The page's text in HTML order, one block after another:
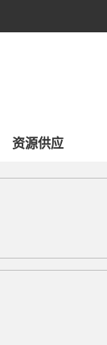
资源供应